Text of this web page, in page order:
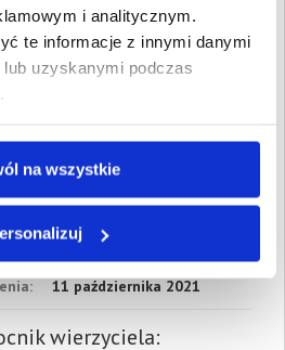
i analitycznym.
te informacje z innymi danymi
uzyskanymi podczas
na wszystkie
Wartość:2 247,80 PLN
Koszty sądowe:950,39 PLN
11 października 2021
11 października 2021
wierzyciela: